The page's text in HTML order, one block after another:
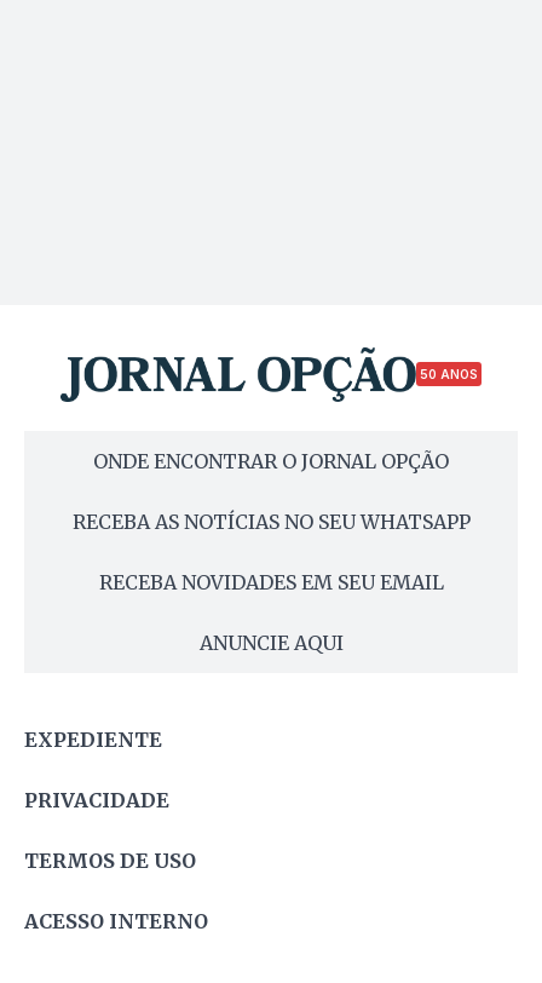
50 ANOS
ONDE ENCONTRAR O JORNAL OPÇÃO
RECEBA AS NOTÍCIAS NO SEU WHATSAPP
RECEBA NOVIDADES EM SEU EMAIL
ANUNCIE AQUI
EXPEDIENTE
PRIVACIDADE
TERMOS DE USO
ACESSO INTERNO